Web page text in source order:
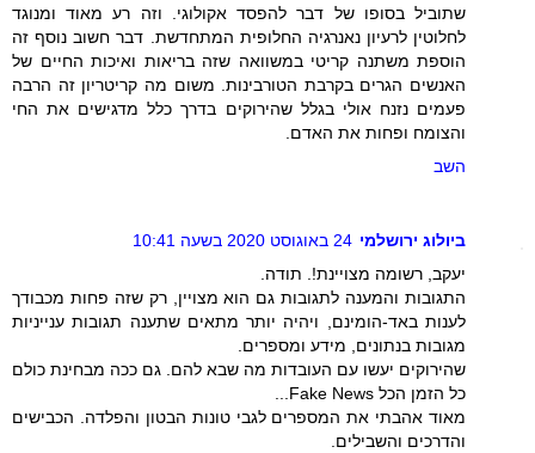
שתוביל בסופו של דבר להפסד אקולוגי. וזה רע מאוד ומנוגד
לחלוטין לרעיון נאנרגיה החלופית המתחדשת. דבר חשוב נוסף זה
הוספת משתנה קריטי במשוואה שזה בריאות ואיכות החיים של
האנשים הגרים בקרבת הטורבינות. משום מה קריטריון זה הרבה
פעמים נזנח אולי בגלל שהירוקים בדרך כלל מדגישים את החי
והצומח ופחות את האדם.
השב
ביולוג ירושלמי 24 באוגוסט 2020 בשעה 10:41
יעקב, רשומה מצויינת!. תודה.
התגובות והמענה לתגובות גם הוא מצויין, רק שזה פחות מכבודך
לענות באד-הומינם, ויהיה יותר מתאים שתענה תגובות ענייניות
מגובות בנתונים, מידע ומספרים.
שהירוקים יעשו עם העובדות מה שבא להם. גם ככה מבחינת כולם
כל הזמן הכל Fake News...
מאוד אהבתי את המספרים לגבי טונות הבטון והפלדה. הכבישים
והדרכים והשבילים.